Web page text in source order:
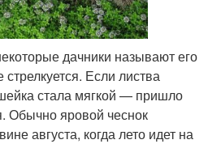
дачники называют его
Если листва
стала мягкой — пришло
Обычно яровой чеснок
августа, когда лето идет на